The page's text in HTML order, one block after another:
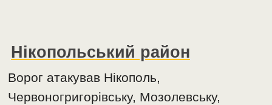
Нікопольський район
Ворог атакував Нікополь,
Червоногригорівську, Мозолевську,